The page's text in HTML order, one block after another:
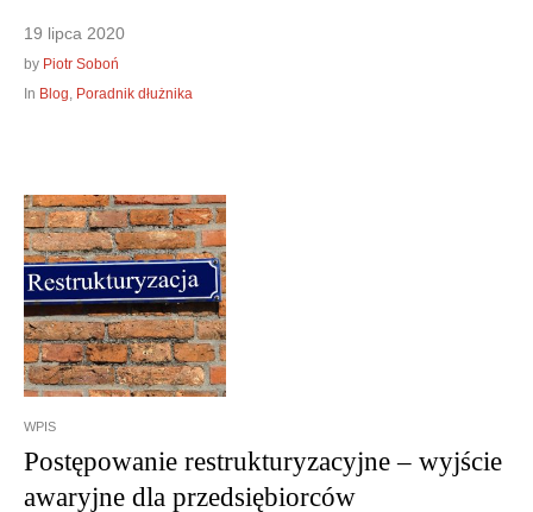
19 lipca 2020
by Piotr Soboń
In Blog, Poradnik dłużnika
WPIS
Postępowanie restrukturyzacyjne – wyjście
awaryjne dla przedsiębiorców